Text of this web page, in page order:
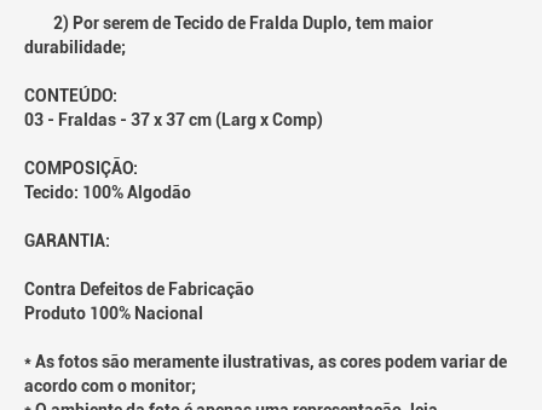
2) Por serem de Tecido de Fralda Duplo, tem maior
durabilidade;
CONTEÚDO:
03 - Fraldas - 37 x 37 cm (Larg x Comp)
COMPOSIÇÃO:
Tecido: 100% Algodão
GARANTIA:
Contra Defeitos de Fabricação
Produto 100% Nacional
* As fotos são meramente ilustrativas, as cores podem variar de
acordo com o monitor;